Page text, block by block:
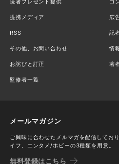
読者プレゼント提供 コ
提携メディア 広
RSS 記
その他、お問い合わせ 情
お詫びと訂正 著
監修者一覧
メールマガジン
ご興味に合わせたメルマガを配信してお
イフ、エンタメ/ホビーの3種類を用意。
無料登録はこちら